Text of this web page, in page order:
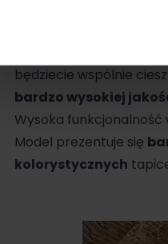
niezależnie od
wózek
będziecie wspólnie
bardzo wysokiej
Wysoka funkcjonalność
Model prezentuje się
kolorystycznych